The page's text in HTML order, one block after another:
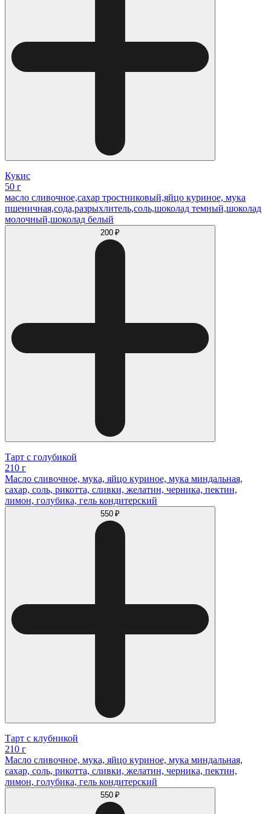
Кукис
50 г
масло сливочное,сахар тростниковый,яйцо куриное, мука
пшеничная,сода,разрыхлитель,соль,шоколад темный,шоколад
молочный,шоколад белый
200 ₽
Тарт с голубикой
210 г
Масло сливочное, мука, яйцо куриное, мука миндальная,
сахар, соль, рикотта, сливки, желатин, черника, пектин,
лимон, голубика, гель кондитерский
550 ₽
Тарт с клубникой
210 г
Масло сливочное, мука, яйцо куриное, мука миндальная,
сахар, соль, рикотта, сливки, желатин, черника, пектин,
лимон, голубика, гель кондитерский
550 ₽